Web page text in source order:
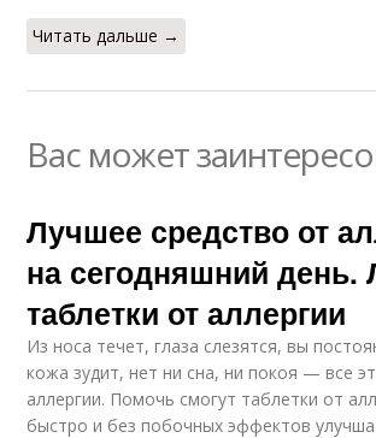
Читать дальше →
Вас может
Лучшее средство от
на сегодняшний день.
таблетки от аллергии
Из носа течет, глаза слезятся, вы
кожа зудит, нет ни сна, ни покоя — все
аллергии. Помочь смогут таблетки от
быстро и без побочных эффектов